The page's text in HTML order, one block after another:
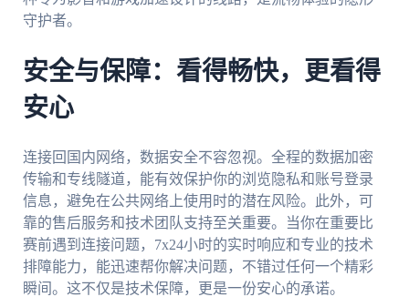
守护者。
安全与保障：看得畅快，更看得
安心
连接回国内网络，数据安全不容忽视。全程的数据加密
传输和专线隧道，能有效保护你的浏览隐私和账号登录
信息，避免在公共网络上使用时的潜在风险。此外，可
靠的售后服务和技术团队支持至关重要。当你在重要比
赛前遇到连接问题，7x24小时的实时响应和专业的技术
排障能力，能迅速帮你解决问题，不错过任何一个精彩
瞬间。这不仅是技术保障，更是一份安心的承诺。